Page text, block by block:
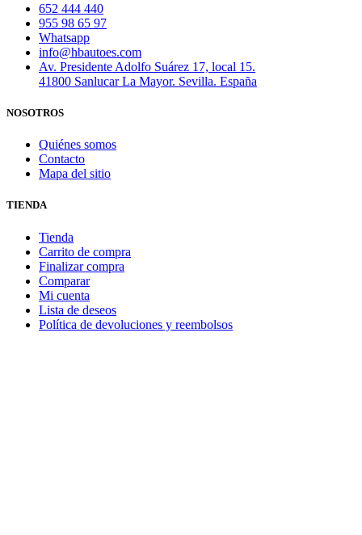
652 444 440
955 98 65 97
Whatsapp
info@hbautoes.com
Av. Presidente Adolfo Suárez 17, local 15.
41800 Sanlucar La Mayor. Sevilla. España
NOSOTROS
Quiénes somos
Contacto
Mapa del sitio
TIENDA
Tienda
Carrito de compra
Finalizar compra
Comparar
Mi cuenta
Lista de deseos
Política de devoluciones y reembolsos